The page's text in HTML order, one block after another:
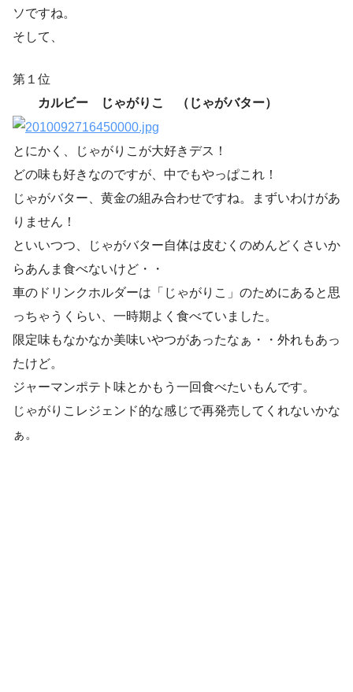
ソですね。
そして、
第１位
カルビー じゃがりこ （じゃがバター）
とにかく、じゃがりこが大好きデス！
どの味も好きなのですが、中でもやっぱこれ！
じゃがバター、黄金の組み合わせですね。まずいわけがあ
りません！
といいつつ、じゃがバター自体は皮むくのめんどくさいか
らあんま食べないけど・・
車のドリンクホルダーは「じゃがりこ」のためにあると思
っちゃうくらい、一時期よく食べていました。
限定味もなかなか美味いやつがあったなぁ・・外れもあっ
たけど。
ジャーマンポテト味とかもう一回食べたいもんです。
じゃがりこレジェンド的な感じで再発売してくれないかな
ぁ。